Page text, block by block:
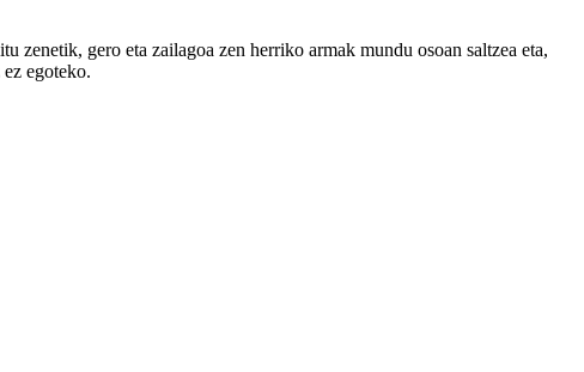
gero eta zailagoa zen herriko armak mundu osoan saltzea eta,
egoteko.